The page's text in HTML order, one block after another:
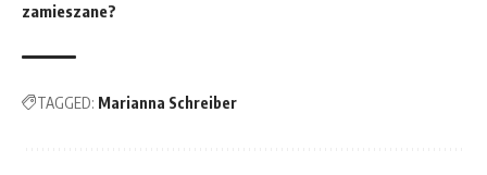
zamieszane?
TAGGED: Marianna Schreiber